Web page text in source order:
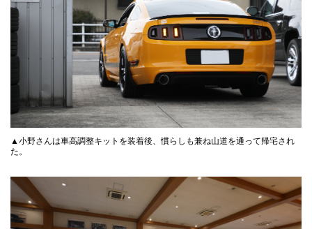
▲小野さんは車高調整キットを装着後、慣らしも兼ね山道を通って帰宅され
た。